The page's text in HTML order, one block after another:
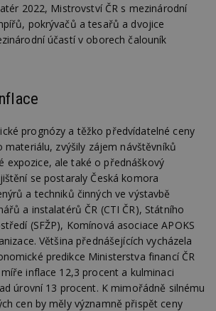
2022, Mistrovství ČR s mezinárodní
pokrývačů a tesařů a dvojice
účastí v oborech čalouník
prognózy a těžko předvídatelné ceny
materiálu, zvýšily zájem návštěvníků
expozice, ale také o přednáškový
se postaraly Česká komora
a techniků činných ve výstavbě
a instalatérů ČR (CTI ČR), Státního
(SFŽP), Komínová asociace APOKS
Většina přednášejících vycházela
predikce Ministerstva financí ČR
inflace 12,3 procent a kulminaci
úrovní 13 procent. K mimořádně silnému
cen by měly významně přispět ceny